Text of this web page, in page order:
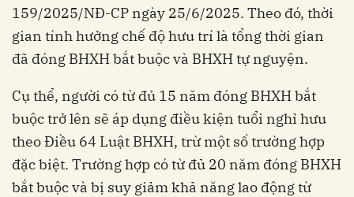
159/2025/NĐ-CP ngày 25/6/2025. Theo đó, thời
gian tính hưởng chế độ hưu trí là tổng thời gian
đã đóng BHXH bắt buộc và BHXH tự nguyện.
Cụ thể, người có từ đủ 15 năm đóng BHXH bắt
buộc trở lên sẽ áp dụng điều kiện tuổi nghỉ hưu
theo Điều 64 Luật BHXH, trừ một số trường hợp
đặc biệt. Trường hợp có từ đủ 20 năm đóng BHXH
bắt buộc và bị suy giảm khả năng lao động từ